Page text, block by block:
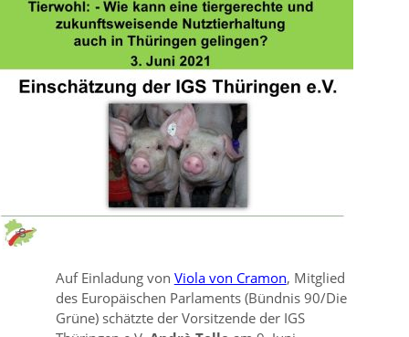
Auf Einladung von Viola von Cramon, Mitglied
des Europäischen Parlaments (Bündnis 90/Die
Grüne) schätzte der Vorsitzende der IGS